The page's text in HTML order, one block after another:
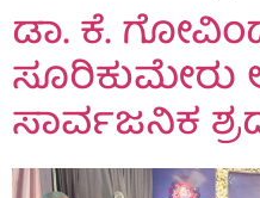
ಡಾ. ಕೆ.
ಸಾರ್ವಜನಿಕ